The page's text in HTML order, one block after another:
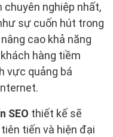
chuyên nghiệp nhất,
sự cuốn hút trong
cao khả năng
hàng tiềm
vực quảng bá
SEO thiết kế sẽ
tiến và hiện đại